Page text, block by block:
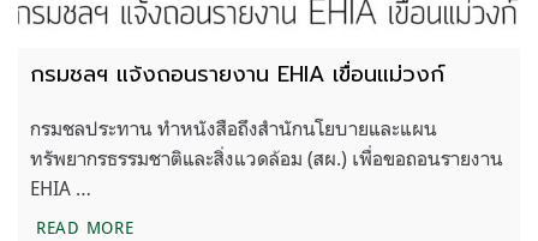
กรมชลฯ แจ้งถอนรายงาน EHIA เขื่อนแม่วงก์
กรมชลประทาน ทำหนังสือถึงสำนักนโยบายและแผน
ทรัพยากรธรรมชาติและสิ่งแวดล้อม (สผ.) เพื่อขอถอนรายงาน
EHIA …
READ MOREกรมชลฯ แจ้งถอนรายงาน EHIA เขื่อนแม่วงก์